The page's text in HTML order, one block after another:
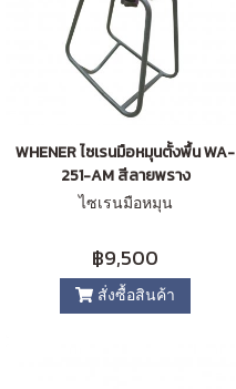
WHENER ไซเรนมือหมุนตั้งพื้น WA-
251-AM สีลายพราง
ไซเรนมือหมุน
฿9,500
สั่งซื้อสินค้า